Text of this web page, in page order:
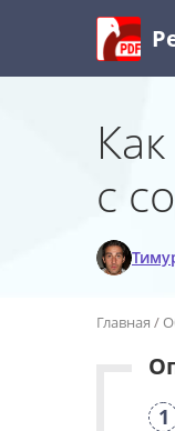
с
Главная
1